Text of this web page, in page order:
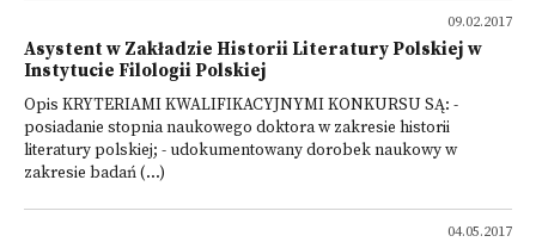
09.02.2017
Asystent w Zakładzie Historii Literatury Polskiej w
Instytucie Filologii Polskiej
Opis KRYTERIAMI KWALIFIKACYJNYMI KONKURSU SĄ: -
posiadanie stopnia naukowego doktora w zakresie historii
literatury polskiej; - udokumentowany dorobek naukowy w
zakresie badań (...)
04.05.2017